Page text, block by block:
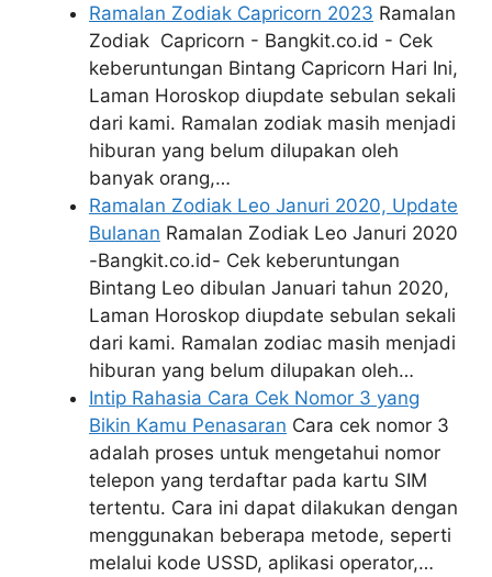
Ramalan Zodiak Capricorn 2023 Ramalan
Zodiak Capricorn - Bangkit.co.id - Cek
keberuntungan Bintang Capricorn Hari Ini,
Laman Horoskop diupdate sebulan sekali
dari kami. Ramalan zodiak masih menjadi
hiburan yang belum dilupakan oleh
banyak orang,…
Ramalan Zodiak Leo Januri 2020, Update
Bulanan Ramalan Zodiak Leo Januri 2020
-Bangkit.co.id- Cek keberuntungan
Bintang Leo dibulan Januari tahun 2020,
Laman Horoskop diupdate sebulan sekali
dari kami. Ramalan zodiac masih menjadi
hiburan yang belum dilupakan oleh…
Intip Rahasia Cara Cek Nomor 3 yang
Bikin Kamu Penasaran Cara cek nomor 3
adalah proses untuk mengetahui nomor
telepon yang terdaftar pada kartu SIM
tertentu. Cara ini dapat dilakukan dengan
menggunakan beberapa metode, seperti
melalui kode USSD, aplikasi operator,…